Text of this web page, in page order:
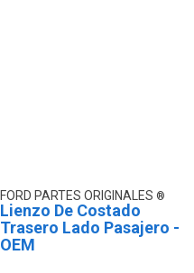
FORD PARTES ORIGINALES
Lienzo De Costado
Trasero Lado Pasajero -
OEM